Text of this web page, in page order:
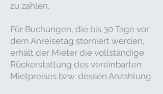
zu zahlen.
Für Buchungen, die bis 30 Tage vor
dem Anreisetag storniert werden,
erhält der Mieter die vollständige
Rückerstattung des vereinbarten
Mietpreises bzw. dessen Anzahlung.